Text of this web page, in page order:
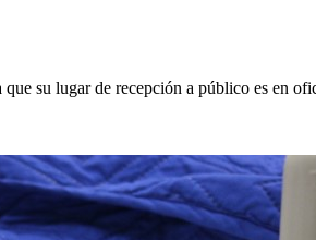
su lugar de recepción a público es en